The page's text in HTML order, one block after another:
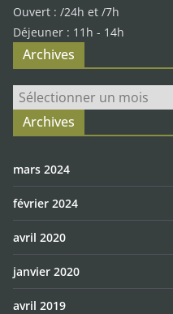
Ouvert : /24h et /7h
Déjeuner : 11h - 14h
Archives
Archives
Archives
mars 2024
février 2024
avril 2020
janvier 2020
avril 2019